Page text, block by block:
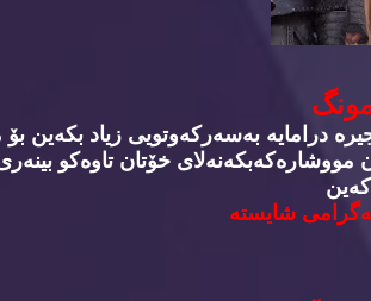
درامایه‌ به‌سه‌ركه‌وتویی زیاد بكه‌ین
مووشاره‌كه‌بكه‌نه‌لای خۆتان تاوه‌كو
شایسته‌